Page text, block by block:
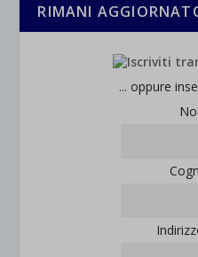
RIMANI
... oppure